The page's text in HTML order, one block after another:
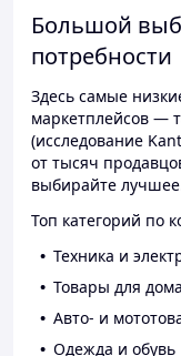
Большой
потребности
Здесь самые
маркетплейсов —
(исследование
от тысяч
выбирайте
Топ категорий по
Техника и
Товары для
Авто- и
Одежда и обувь